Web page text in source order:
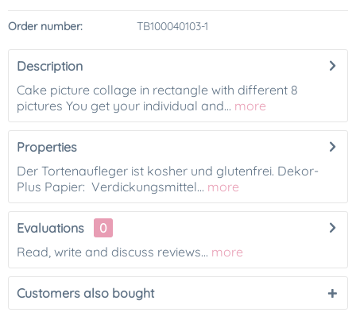
Order number: TB100040103-1
Description
Cake picture collage in rectangle with different 8
pictures You get your individual and... more
Properties
Der Tortenaufleger ist kosher und glutenfrei. Dekor-
Plus Papier: Verdickungsmittel... more
Evaluations
0
Read, write and discuss reviews... more
Customers also bought